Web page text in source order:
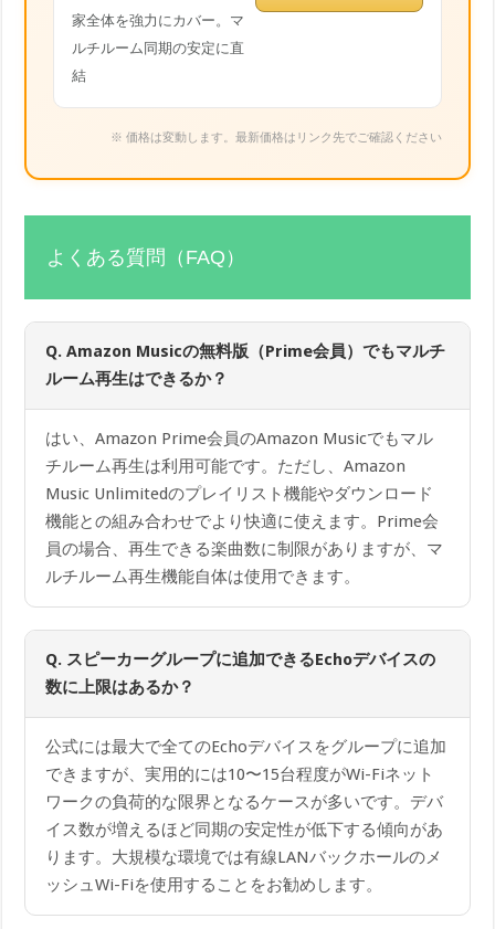
家全体を強力にカバー。マ
ルチルーム同期の安定に直
結
※ 価格は変動します。最新価格はリンク先でご確認ください
よくある質問（FAQ）
Q. Amazon Musicの無料版（Prime会員）でもマルチ
ルーム再生はできるか？
はい、Amazon Prime会員のAmazon Musicでもマル
チルーム再生は利用可能です。ただし、Amazon
Music Unlimitedのプレイリスト機能やダウンロード
機能との組み合わせでより快適に使えます。Prime会
員の場合、再生できる楽曲数に制限がありますが、マ
ルチルーム再生機能自体は使用できます。
Q. スピーカーグループに追加できるEchoデバイスの
数に上限はあるか？
公式には最大で全てのEchoデバイスをグループに追加
できますが、実用的には10〜15台程度がWi-Fiネット
ワークの負荷的な限界となるケースが多いです。デバ
イス数が増えるほど同期の安定性が低下する傾向があ
ります。大規模な環境では有線LANバックホールのメ
ッシュWi-Fiを使用することをお勧めします。